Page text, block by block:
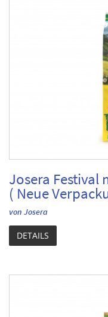
Josera Festival
( Neue
von Josera
DETAILS